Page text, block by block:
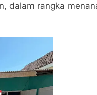
dalam rangka